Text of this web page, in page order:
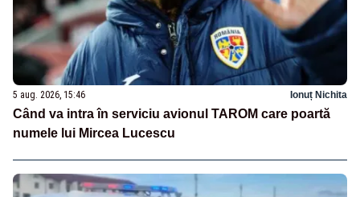
5 aug. 2026, 15:46 Ionuț Nichita
Când va intra în serviciu avionul TAROM care poartă
numele lui Mircea Lucescu